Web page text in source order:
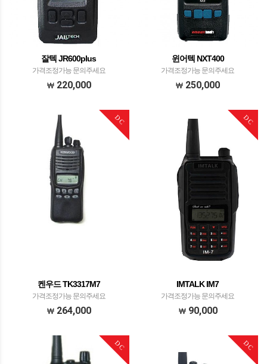
잘텍 JR600plus
가격조정가능 문의주세요
220,000
윈어텍 NXT400
가격조정가능 문의주세요
250,000
DC
켄우드 TK3317M7
가격조정가능 문의주세요
264,000
DC
IMTALK IM7
가격조정가능 문의주세요
90,000
DC DC